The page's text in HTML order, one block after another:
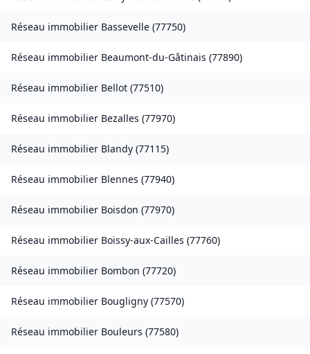
Réseau immobilier Bassevelle (77750)
Réseau immobilier Beaumont-du-Gâtinais (77890)
Réseau immobilier Bellot (77510)
Réseau immobilier Bezalles (77970)
Réseau immobilier Blandy (77115)
Réseau immobilier Blennes (77940)
Réseau immobilier Boisdon (77970)
Réseau immobilier Boissy-aux-Cailles (77760)
Réseau immobilier Bombon (77720)
Réseau immobilier Bougligny (77570)
Réseau immobilier Bouleurs (77580)